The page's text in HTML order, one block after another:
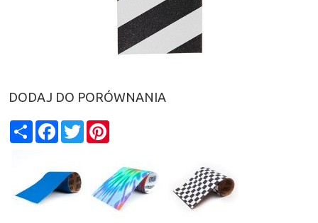
DODAJ DO PORÓWNANIA
ShareFacebook
Twitter